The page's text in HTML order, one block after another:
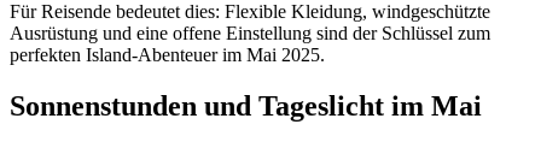
Für Reisende bedeutet dies: Flexible Kleidung, windgeschützte
Ausrüstung und eine offene Einstellung sind der Schlüssel zum
perfekten Island-Abenteuer im Mai 2025.
Sonnenstunden und Tageslicht im Mai